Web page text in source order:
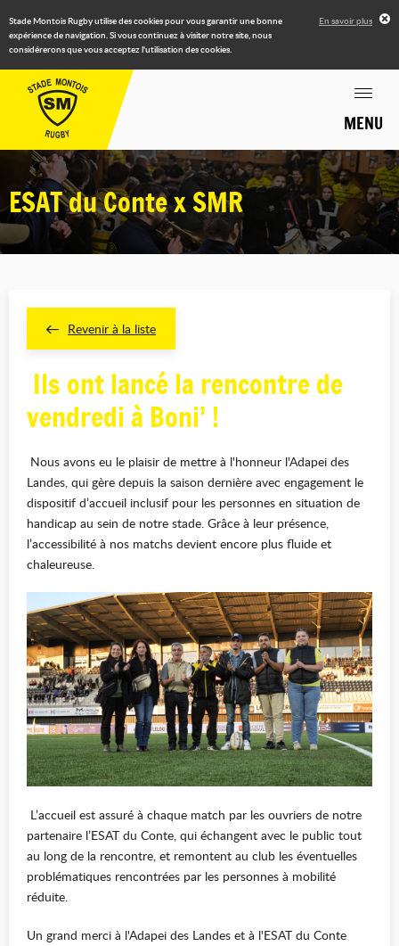
Stade Montois Rugby utilise des cookies pour vous garantir une bonne
expérience de navigation. Si vous continuez à visiter notre site, nous
considérerons que vous acceptez l'utilisation des cookies.
En savoir plus
MENU
ESAT du Conte x SMR
Revenir à la liste
Ils ont lancé la rencontre de
vendredi à Boni’ !
Nous avons eu le plaisir de mettre à l'honneur l'Adapei des
Landes, qui gère depuis la saison dernière avec engagement le
dispositif d’accueil inclusif pour les personnes en situation de
handicap au sein de notre stade. Grâce à leur présence,
l’accessibilité à nos matchs devient encore plus fluide et
chaleureuse.
L’accueil est assuré à chaque match par les ouvriers de notre
partenaire l’ESAT du Conte, qui échangent avec le public tout
au long de la rencontre, et remontent au club les éventuelles
problématiques rencontrées par les personnes à mobilité
réduite.
Un grand merci à l'Adapei des Landes et à l'ESAT du Conte